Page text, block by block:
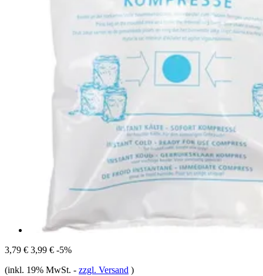
3,79 € 3,99 € -5%
(inkl. 19% MwSt. - zzgl. Versand )